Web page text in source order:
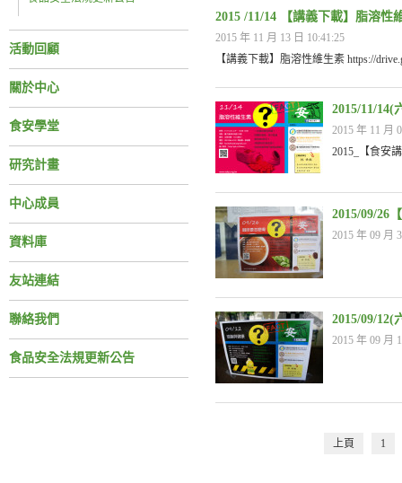
活動回顧
關於中心
食安學堂
研究計畫
中心成員
資料庫
友站連結
聯絡我們
食品安全法規更新公告
2015 /11/14 【講義下載】脂溶性
2015 年 11 月 13 日 10:41:25
【講義下載】脂溶性維生素 https://
2015/11/14(
2015 年 11 月
2015_【食安
2015/09/26
2015 年 09 月
2015/09/12(
2015 年 09 月
上頁 1